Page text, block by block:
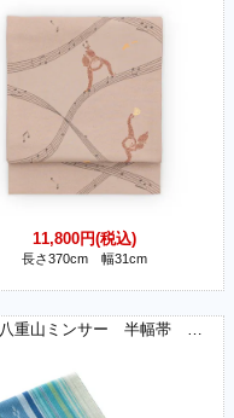
11,800円(税込)
長さ370cm 幅31cm
新品 八重山ミンサー 半幅帯 青